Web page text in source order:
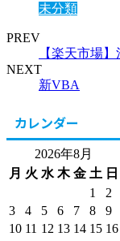
未分類
PREV
【楽天市場
NEXT
新VBA
カレンダー
2026年8月
月 火 水 木 金 土 日
1
2
3
4 5 6 7 8
9
10 11 12 13 14 15 16